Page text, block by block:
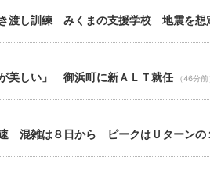
渡し訓練 みくまの支援学校 地震を想
が美しい」 御浜町に新ＡＬＴ就任 （46分前
混雑は８日から ピークはＵターンの